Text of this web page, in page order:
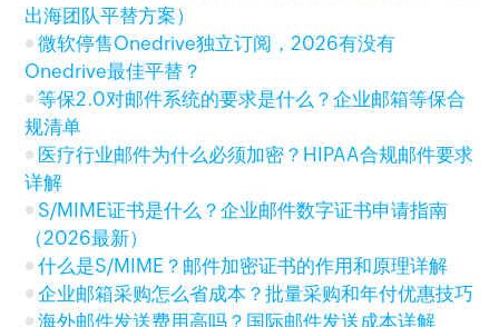
出海团队平替方案）
微软停售Onedrive独立订阅，2026有没有
Onedrive最佳平替？
等保2.0对邮件系统的要求是什么？企业邮箱等保合
规清单
医疗行业邮件为什么必须加密？HIPAA合规邮件要求
详解
S/MIME证书是什么？企业邮件数字证书申请指南
（2026最新）
什么是S/MIME？邮件加密证书的作用和原理详解
企业邮箱采购怎么省成本？批量采购和年付优惠技巧
海外邮件发送费用高吗？国际邮件发送成本详解